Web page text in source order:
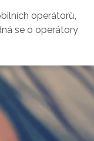
operátorů,
se o operátory